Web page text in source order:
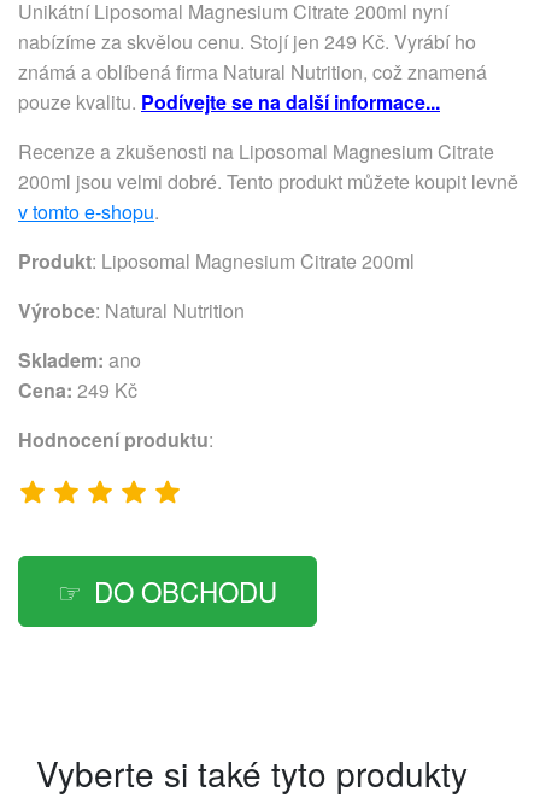
Unikátní Liposomal Magnesium Citrate 200ml nyní
nabízíme za skvělou cenu. Stojí jen 249 Kč. Vyrábí ho
známá a oblíbená firma Natural Nutrition, což znamená
pouze kvalitu. Podívejte se na další informace...
Recenze a zkušenosti na Liposomal Magnesium Citrate
200ml jsou velmi dobré. Tento produkt můžete koupit levně
v tomto e-shopu.
Produkt: Liposomal Magnesium Citrate 200ml
Výrobce: Natural Nutrition
Skladem: ano
Cena: 249 Kč
Hodnocení produktu:
DO OBCHODU
Vyberte si také tyto produkty